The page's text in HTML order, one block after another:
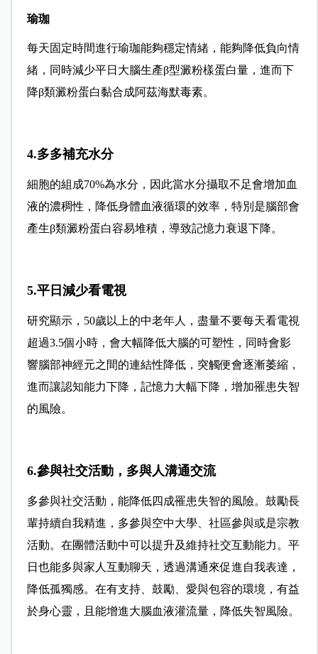
瑜珈
每天固定時間進行瑜珈能夠穩定情緒，能夠降低負向情
緒，同時減少平日大腦生產β型澱粉樣蛋白量，進而下
降β類澱粉蛋白黏合成阿茲海默毒素。
4.多多補充水分
細胞的組成70%為水分，因此當水分攝取不足會增加血
液的濃稠性，降低身體血液循環的效率，特別是腦部會
產生β類澱粉蛋白容易堆積，導致記憶力衰退下降。
5.平日減少看電視
研究顯示，50歲以上的中老年人，盡量不要每天看電視
超過3.5個小時，會大幅降低大腦的可塑性，同時會影
響腦部神經元之間的連結性降低，突觸便會逐漸萎縮，
進而讓認知能力下降，記憶力大幅下降，增加罹患失智
的風險。
6.參與社交活動，多與人溝通交流
多參與社交活動，能降低四成罹患失智的風險。 鼓勵長
輩持續自我精進，多參與空中大學、社區參與或是宗教
活動。 在團體活動中可以提升及維持社交互動能力。平
日也能多與家人互動聊天，透過溝通來促進自我表達，
降低孤獨感。在有支持、鼓勵、愛與包容的環境，有益
於身心靈，且能增進大腦血液灌流量，降低失智風險。